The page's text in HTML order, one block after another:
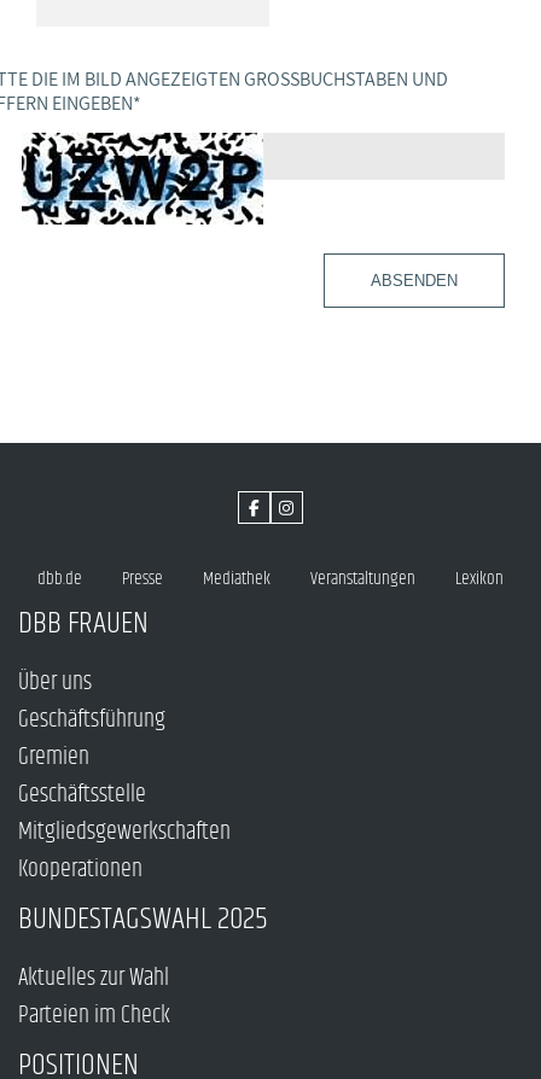
DIE IM BILD ANGEZEIGTEN GROSSBUCHSTABEN UND Z
EINGEBEN *
ABSENDEN
dbb.de Presse Mediathek Veranstaltungen Lexikon
DBB FRAUEN
Über uns
Geschäftsführung
Gremien
Geschäftsstelle
Mitgliedsgewerkschaften
Kooperationen
BUNDESTAGSWAHL 2025
Aktuelles zur Wahl
Parteien im Check
POSITIONEN